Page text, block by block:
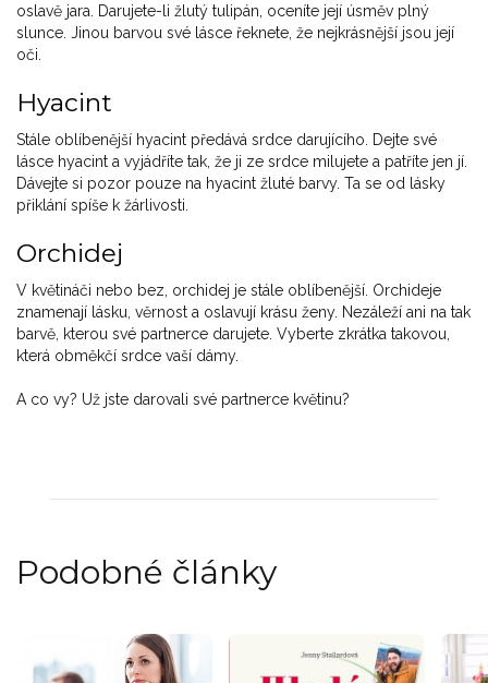
oslavě jara. Darujete-li žlutý tulipán, oceníte její úsměv plný
slunce. Jinou barvou své lásce řeknete, že nejkrásnější jsou její
oči.
Hyacint
Stále oblíbenější hyacint předává srdce darujícího. Dejte své
lásce hyacint a vyjádříte tak, že ji ze srdce milujete a patříte jen jí.
Dávejte si pozor pouze na hyacint žluté barvy. Ta se od lásky
přiklání spíše k žárlivosti.
Orchidej
V květináči nebo bez, orchidej je stále oblíbenější. Orchideje
znamenají lásku, věrnost a oslavují krásu ženy. Nezáleží ani na tak
barvě, kterou své partnerce darujete. Vyberte zkrátka takovou,
která obměkčí srdce vaší dámy.
A co vy? Už jste darovali své partnerce květinu?
Podobné články